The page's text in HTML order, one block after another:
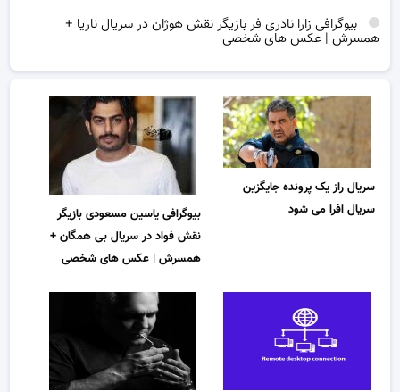
بیوگرافی زارا نادری فر بازیگر نقش هوژان در سریال ناریا +
همسرش | عکس های شخصی
سریال راز یک پرونده جایگزین
سریال افرا می شود
بیوگرافی یاسین مسعودی بازیگر
نقش فواد در سریال بی همگان +
همسرش | عکس های شخصی